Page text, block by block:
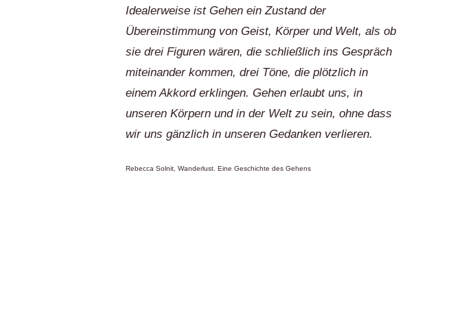
Idealerweise ist Gehen ein Zustand der
Übereinstimmung von Geist, Körper und Welt, als ob
sie drei Figuren wären, die schließlich ins Gespräch
miteinander kommen, drei Töne, die plötzlich in
einem Akkord erklingen. Gehen erlaubt uns, in
unseren Körpern und in der Welt zu sein, ohne dass
wir uns gänzlich in unseren Gedanken verlieren.
Rebecca Solnit, Wanderlust. Eine Geschichte des Gehens